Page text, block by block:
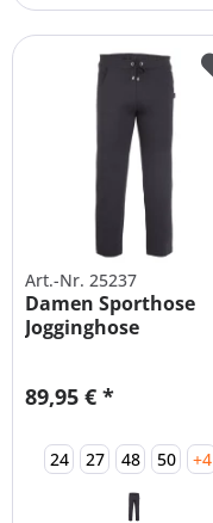
Art.-Nr. 25237
Damen Sporthose
Jogginghose
89,95 € *
24 27 48 50 +4